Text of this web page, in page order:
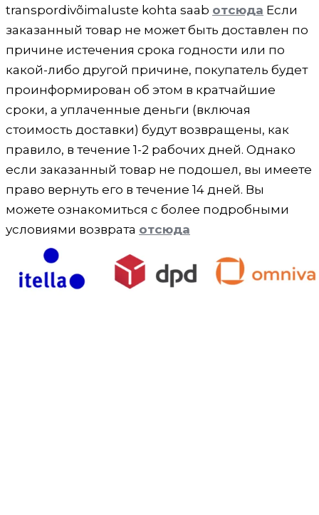
transpordivõimaluste kohta saab отсюда Если
заказанный товар не может быть доставлен по
причине истечения срока годности или по
какой-либо другой причине, покупатель будет
проинформирован об этом в кратчайшие
сроки, а уплаченные деньги (включая
стоимость доставки) будут возвращены, как
правило, в течение 1-2 рабочих дней. Однако
если заказанный товар не подошел, вы имеете
право вернуть его в течение 14 дней. Вы
можете ознакомиться с более подробными
условиями возврата отсюда